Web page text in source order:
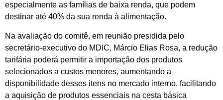
especialmente as famílias de baixa renda, que podem
destinar até 40% da sua renda à alimentação.
Na avaliação do comitê, em reunião presidida pelo
secretário-executivo do MDIC, Márcio Elias Rosa, a redução
tarifária poderá permitir a importação dos produtos
selecionados a custos menores, aumentando a
disponibilidade desses itens no mercado interno, facilitando
a aquisição de produtos essenciais na cesta básica